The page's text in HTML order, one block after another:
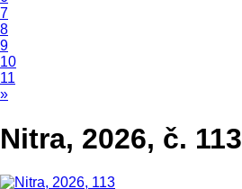
7
8
9
10
11
»
Nitra, 2026, č. 113